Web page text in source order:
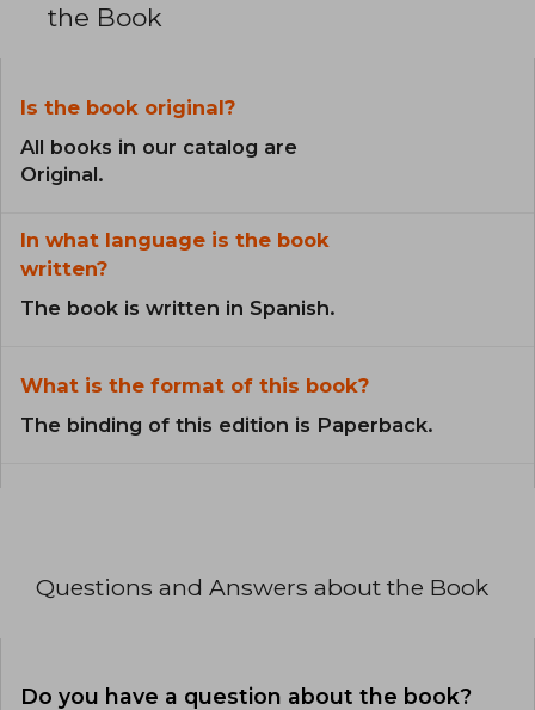
the Book
Is the book original?
All books in our catalog are
Original.
In what language is the book
written?
The book is written in Spanish.
What is the format of this book?
The binding of this edition is Paperback.
Questions and Answers about the Book
Do you have a question about the book?